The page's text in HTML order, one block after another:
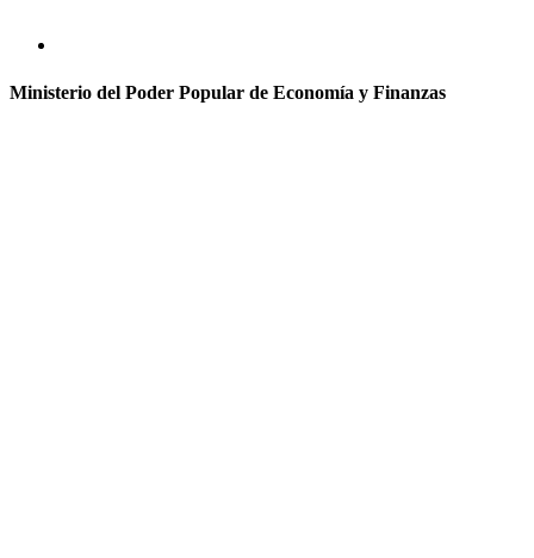
Ministerio del Poder Popular de Economía y Finanzas